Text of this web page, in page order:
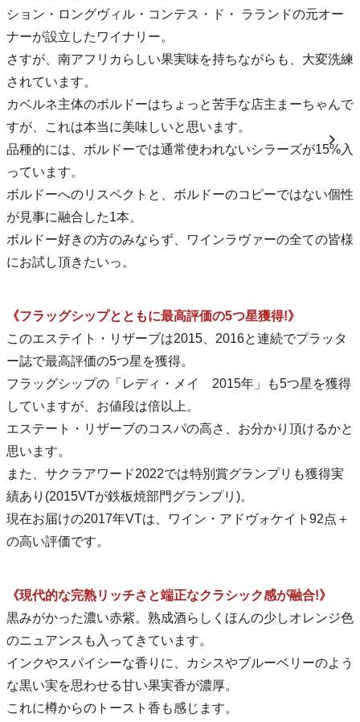
ション・ロングヴィル・コンテス・ド・ ラランドの元オー
ナーが設立したワイナリー。
さすが、南アフリカらしい果実味を持ちながらも、大変洗練
されています。
カベルネ主体のボルドーはちょっと苦手な店主まーちゃんで
すが、これは本当に美味しいと思います。
品種的には、ボルドーでは通常使われないシラーズが15%入
っています。
ボルドーへのリスペクトと、ボルドーのコピーではない個性
が見事に融合した1本。
ボルドー好きの方のみならず、ワインラヴァーの全ての皆様
にお試し頂きたいっ。
《フラッグシップとともに最高評価の5つ星獲得!》
このエステイト・リザーブは2015、2016と連続でプラッタ
ー誌で最高評価の5つ星を獲得。
フラッグシップの「レディ・メイ 2015年」も5つ星を獲得
していますが、お値段は倍以上。
エステート・リザーブのコスパの高さ、お分かり頂けるかと
思います。
また、サクラアワード2022では特別賞グランプリも獲得実
績あり(2015VTが鉄板焼部門グランプリ)。
現在お届けの2017年VTは、ワイン・アドヴォケイト92点＋
の高い評価です。
《現代的な完熟リッチさと端正なクラシック感が融合!》
黒みがかった濃い赤紫。熟成酒らしくほんの少しオレンジ色
のニュアンスも入ってきています。
インクやスパイシーな香りに、カシスやブルーベリーのよう
な黒い実を思わせる甘い果実香が濃厚。
これに樽からのトースト香も感じます。